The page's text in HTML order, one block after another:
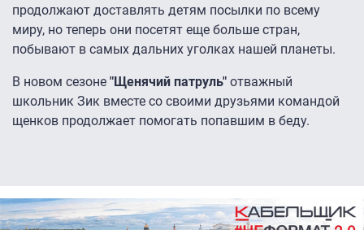
продолжают доставлять детям посылки по всему
миру, но теперь они посетят еще больше стран,
побывают в самых дальних уголках нашей планеты.
В новом сезоне "Щенячий патруль" отважный
школьник Зик вместе со своими друзьями командой
щенков продолжает помогать попавшим в беду.